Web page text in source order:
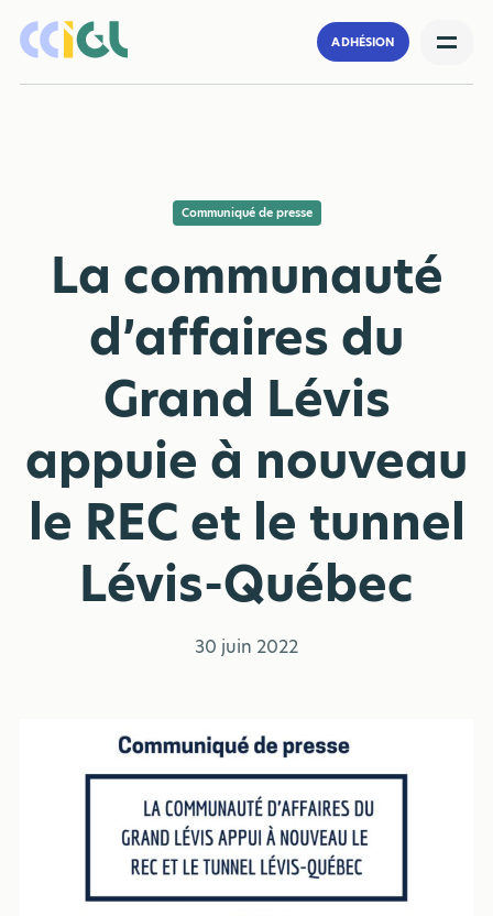
ADHÉSION
Communiqué de presse
La communauté
d’affaires du
Grand Lévis
appuie à nouveau
le REC et le tunnel
Lévis-Québec
30 juin 2022